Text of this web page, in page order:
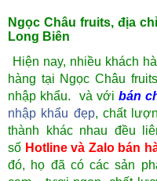
Ngọc Châu fruits, địa
Long Biên
Hiện nay, nhiều khách
hàng tại Ngọc Châu
nhập khẩu. và với bán
nhập khẩu đẹp, chất
thành khác nhau đều
số Hotline và Zalo bán
đó, họ đã có các sản